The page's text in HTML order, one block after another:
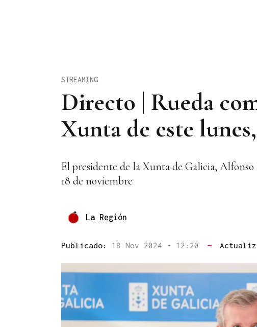
Directo | Rueda
Xunta de este
STREAMING
El presidente de la Xunta de Galicia,
18 de noviembre
La Región
Publicado: 18 Nov 2024 - 12:20 —